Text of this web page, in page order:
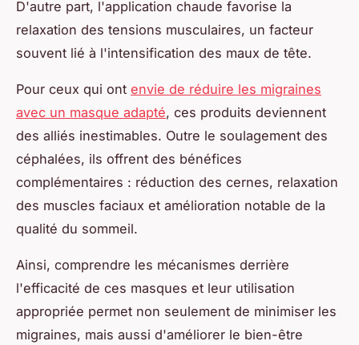
D'autre part, l'application chaude favorise la
relaxation des tensions musculaires, un facteur
souvent lié à l'intensification des maux de tête.
Pour ceux qui ont envie de réduire les migraines
avec un masque adapté, ces produits deviennent
des alliés inestimables. Outre le soulagement des
céphalées, ils offrent des bénéfices
complémentaires : réduction des cernes, relaxation
des muscles faciaux et amélioration notable de la
qualité du sommeil.
Ainsi, comprendre les mécanismes derrière
l'efficacité de ces masques et leur utilisation
appropriée permet non seulement de minimiser les
migraines, mais aussi d'améliorer le bien-être